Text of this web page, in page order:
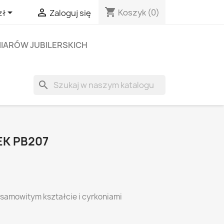
  Zaloguj się shopping_cart Koszyk (0)
JUBILERSKICH
search
PB207
kształcie i cyrkoniami